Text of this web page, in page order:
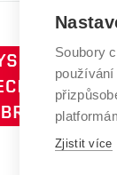
Soubory
Zjistit více